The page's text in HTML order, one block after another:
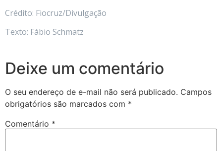
Crédito: Fiocruz/Divulgação
Texto: Fábio Schmatz
Deixe um comentário
O seu endereço de e-mail não será publicado. Campos
obrigatórios são marcados com *
Comentário *